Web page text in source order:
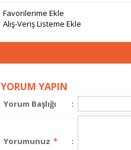
Favorilerime Ekle
Alış-Veriş Listeme Ekle
YORUM YAPIN
Yorum Başlığı :
Yorumunuz * :